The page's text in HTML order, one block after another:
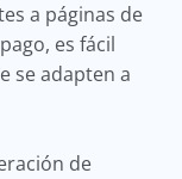
a páginas de
es fácil
se adapten a
de